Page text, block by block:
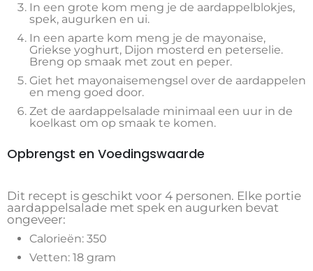
In een grote kom meng je de aardappelblokjes,
spek, augurken en ui.
In een aparte kom meng je de mayonaise,
Griekse yoghurt, Dijon mosterd en peterselie.
Breng op smaak met zout en peper.
Giet het mayonaisemengsel over de aardappelen
en meng goed door.
Zet de aardappelsalade minimaal een uur in de
koelkast om op smaak te komen.
Opbrengst en Voedingswaarde
Dit recept is geschikt voor 4 personen. Elke portie
aardappelsalade met spek en augurken bevat
ongeveer:
Calorieën: 350
Vetten: 18 gram